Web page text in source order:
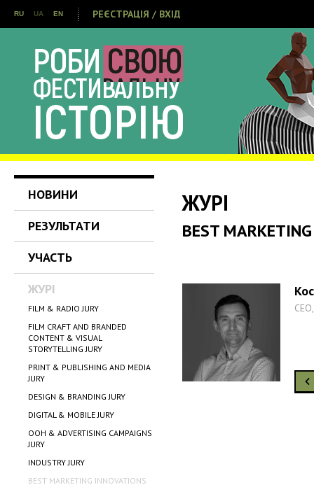
RU UA EN РЕЄСТРАЦІЯ / ВХІД
НОВИНИ
РЕЗУЛЬТАТИ
УЧАСТЬ
ЖУРІ
FILM & RADIO JURY
FILM CRAFT AND BRANDED
CONTENT & VISUAL
STORYTELLING JURY
PRINT & PUBLISHING AND MEDIA
JURY
DESIGN & BRANDING JURY
DIGITAL & MOBILE JURY
OOH & ADVERTISING CAMPAIGNS
JURY
INDUSTRY JURY
BEST MARKETING INNOVATIONS
ЖУРІ
BEST